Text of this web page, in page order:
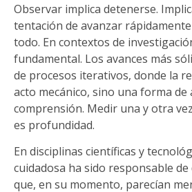
Observar implica detenerse.
tentación de avanzar
todo. En contextos de
fundamental. Los avances más
de procesos iterativos, donde la
acto mecánico, sino una forma de
comprensión. Medir una y otra
es profundidad.
En disciplinas científicas y
cuidadosa ha sido responsable
que, en su momento, parecían